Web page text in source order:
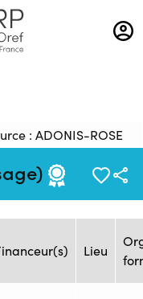
: ADONIS-ROSE
IESCA
Lieu